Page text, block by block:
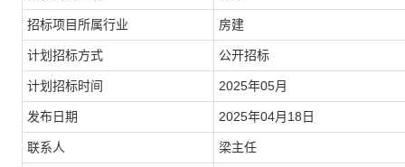
招标项目所属行业 房建
计划招标方式 公开招标
计划招标时间 2025年05月
发布日期 2025年04月18日
联系人 梁主任